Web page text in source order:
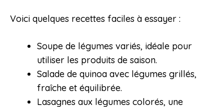
Voici quelques recettes faciles à essayer :
Soupe de légumes variés, idéale pour
utiliser les produits de saison.
Salade de quinoa avec légumes grillés,
fraîche et équilibrée.
Lasagnes aux légumes colorés, une